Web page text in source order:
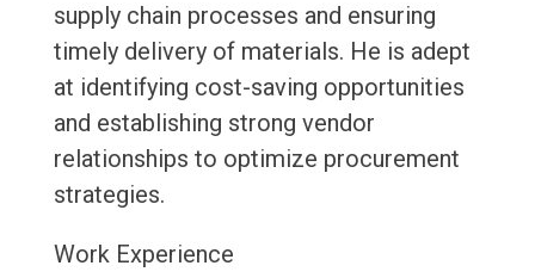
supply chain processes and ensuring
timely delivery of materials. He is adept
at identifying cost-saving opportunities
and establishing strong vendor
relationships to optimize procurement
strategies.
Work Experience